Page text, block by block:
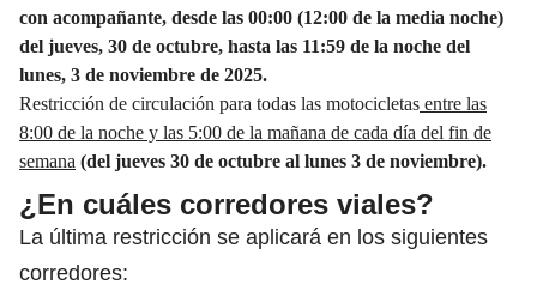
con acompañante, desde las 00:00 (12:00 de la media noche)
del jueves, 30 de octubre, hasta las 11:59 de la noche del
lunes, 3 de noviembre de 2025.
Restricción de circulación para todas las motocicletas entre las
8:00 de la noche y las 5:00 de la mañana de cada día del fin de
semana (del jueves 30 de octubre al lunes 3 de noviembre).
¿En cuáles corredores viales?
La última restricción se aplicará en los siguientes
corredores: